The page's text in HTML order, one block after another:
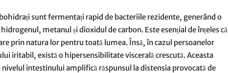
sunt fermentați rapid de bacteriile rezidente, generând o
metanul și dioxidul de carbon. Este esențial de înțeles că
prin natura lor pentru toată lumea. Însă, în cazul persoanelor
iritabil, există o hipersensibilitate viscerală crescută. Aceasta
nivelul intestinului amplifică răspunsul la distensia provocată de